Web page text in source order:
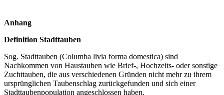
Anhang
Definition Stadttauben
Sog. Stadttauben (Columba livia forma domestica) sind
Nachkommen von Haustauben wie Brief-, Hochzeits- oder sonstige
Zuchttauben, die aus verschiedenen Gründen nicht mehr zu ihrem
ursprünglichen Taubenschlag zurückgefunden und sich einer
Stadttaubenpopulation angeschlossen haben.